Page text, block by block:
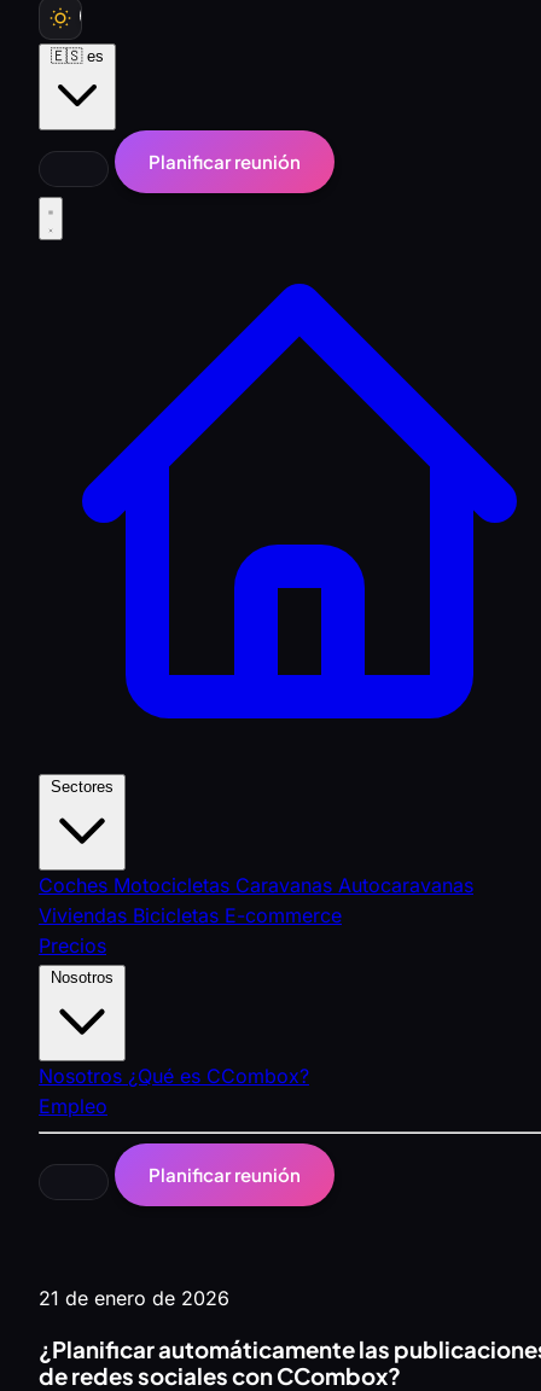
🇪🇸 es
Planificar reunión
Coches Motocicletas Caravanas Autocaravanas
Viviendas Bicicletas E-commerce
Precios
Nosotros ¿Qué es CCombox?
Empleo
Planificar reunión
21 de enero de 2026
¿Planificar automáticamente las
de redes sociales con CCombox?